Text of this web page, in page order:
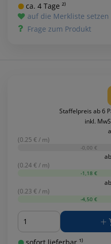
ca. 4 Tage ²⁾
auf die Merkliste setzen
Frage zum Produkt
Staffelpreis ab 6
inkl.
(0.25 € / m)
-0,00 €
(0.24 € / m)
-1,18 €
(0.23 € / m)
-4,50 €
Menge